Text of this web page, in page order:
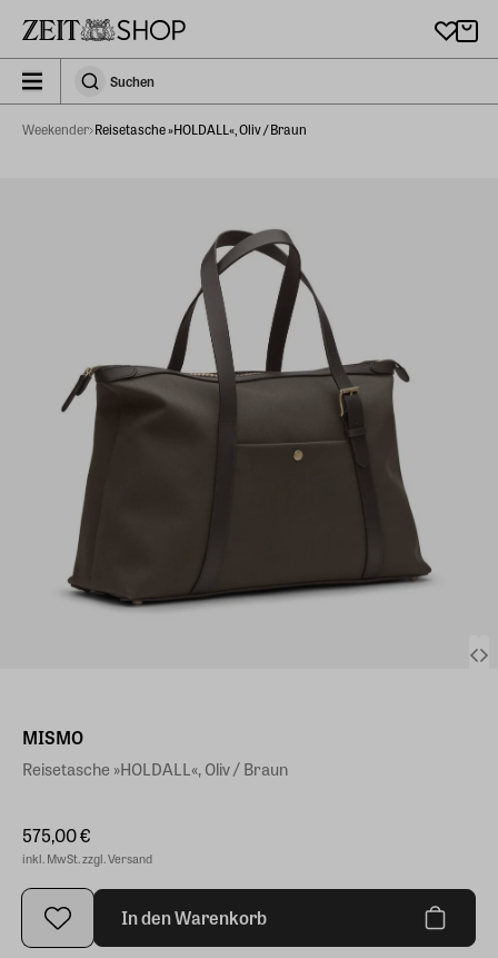
zeit_storefront.components.search.collapsed
SuchenSuchen
Weekender Reisetasche »HOLDALL«, Oliv / Braun
MISMO
Reisetasche »HOLDALL«, Oliv / Braun
575,00 €
inkl. MwSt. zzgl. Versand
In den Warenkorb